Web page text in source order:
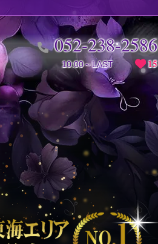
052-238-2586
10:00～LAST 15